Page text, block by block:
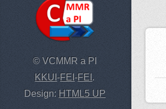
© VCMMR a PI
KKUI-FEI-FEI.
Design: HTML5 UP